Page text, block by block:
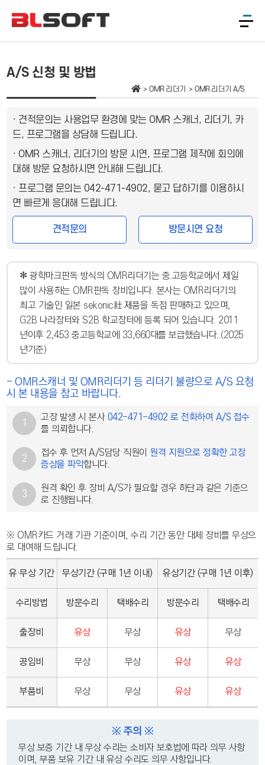
A/S 신청 및 방법
OMR 리더기 OMR 리더기 A/S
· 견적문의는 사용업무 환경에 맞는 OMR 스캐너, 리더기, 카
드, 프로그램을 상담해 드립니다.
· OMR 스캐너, 리더기의 방문 시연, 프로그램 제작에 회의에
대해 방문 요청하시면 안내해 드립니다.
· 프로그램 문의는 042-471-4902, 묻고 답하기를 이용하시
면 빠르게 응대해 드립니다.
견적문의 방문시연 요청
✻ 광학마크판독 방식의 OMR리더기는 중.고등학교에서 제일
많이 사용하는 OMR판독 장비입니다. 본사는 OMR리더기의
최고 기술인 일본 sekonic社 제품을 독점 판매하고 있으며,
G2B 나라장터와 S2B 학교장터에 등록 되어 있습니다. 2011
년이후 2,453 중고등학교에 33,660대를 보급했습니다..(2025
년기준)
- OMR스캐너 및 OMR리더기 등 리더기 불량으로 A/S 요청
시 본 내용을 참고 바랍니다.
1
고장 발생 시 본사 042-471-4902 로 전화하여 A/S 접수
를 의뢰합니다.
2
접수 후 먼저 A/S담당 직원이 원격 지원으로 정확한 고장
증상을 파악합니다.
3
원격 확인 후 장비 A/S가 필요할 경우 하단과 같은 기준으
로 진행됩니다.
※ OMR카드 거래 기관 기준이며, 수리 기간 동안 대체 장비를 무상으
로 대여해 드립니다.
유·무상 기간 무상기간 (구매 1년 이내) 유상기간 (구매 1년 이후)
수리방법 방문수리 택배수리 방문수리 택배수리
출장비 유상 무상 유상 무상
공임비 무상 무상 유상 유상
부품비 무상 무상 유상 유상
※ 주의 ※
무상 보증 기간 내 무상 수리는 소비자 보호법에 따라 의무 사항
이며, 부품 보유 기간 내 유상 수리도 의무 사항입니다.